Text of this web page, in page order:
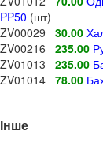
PP50 (шт)
ZV00029 30.00
ZV00216 235.00
ZV01013 235.00
ZV01014 78.00
Інше